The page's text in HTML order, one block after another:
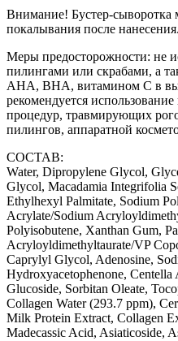
Внимание! Бустер-
покалывания после нанесения.
Меры предосторожности: не
пилингами или скрабами, а
AHA, BHA, витамином C в
рекомендуется
процедур, травмирующих
пилингов, аппаратной
СОСТАВ:
Water, Dipropylene Glycol,
Glycol, Macadamia Integrifolia
Ethylhexyl Palmitate, Sodium
Acrylate/Sodium
Polyisobutene, Xanthan Gum,
Acryloyldimethyltaurate/VP
Caprylyl Glycol, Adenosine,
Hydroxyacetophenone,
Glucoside, Sorbitan Oleate,
Collagen Water (293.7 ppm),
Milk Protein Extract, Collagen
Madecassic Acid, Asiaticoside,